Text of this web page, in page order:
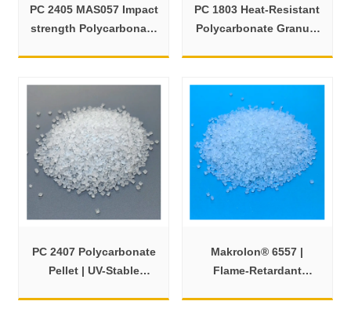
PC 2405 MAS057 Impact
strength Polycarbonate
PC 1803 Heat-Resistant
Polycarbonate Granule
PC 2407 Polycarbonate
Pellet | UV-Stable
Makrolon® 6557 |
Flame-Retardant